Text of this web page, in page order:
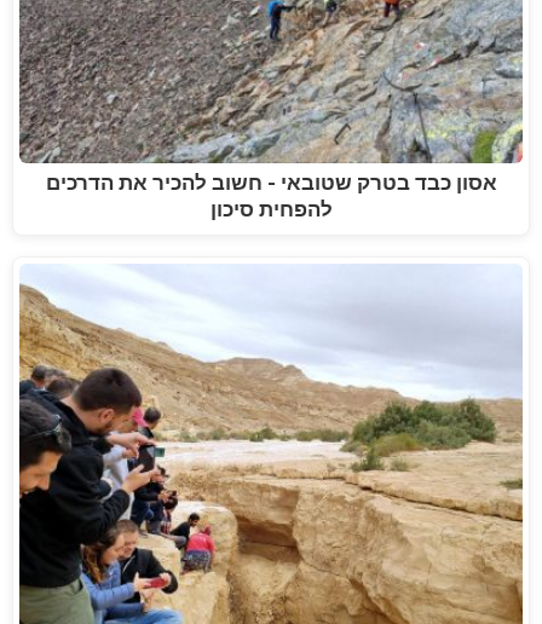
אסון כבד בטרק שטובאי - חשוב להכיר את הדרכים
להפחית סיכון